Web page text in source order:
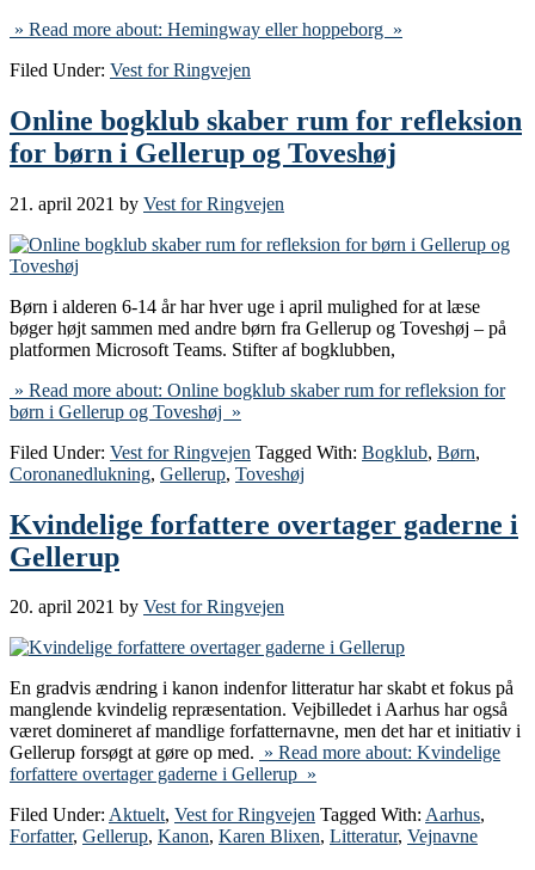
» Read more about: Hemingway eller hoppeborg »
Filed Under: Vest for Ringvejen
Online bogklub skaber rum for refleksion
for børn i Gellerup og Toveshøj
21. april 2021 by Vest for Ringvejen
Børn i alderen 6-14 år har hver uge i april mulighed for at læse
bøger højt sammen med andre børn fra Gellerup og Toveshøj – på
platformen Microsoft Teams. Stifter af bogklubben,
» Read more about: Online bogklub skaber rum for refleksion for
børn i Gellerup og Toveshøj »
Filed Under: Vest for Ringvejen Tagged With: Bogklub, Børn,
Coronanedlukning, Gellerup, Toveshøj
Kvindelige forfattere overtager gaderne i
Gellerup
20. april 2021 by Vest for Ringvejen
En gradvis ændring i kanon indenfor litteratur har skabt et fokus på
manglende kvindelig repræsentation. Vejbilledet i Aarhus har også
været domineret af mandlige forfatternavne, men det har et initiativ i
Gellerup forsøgt at gøre op med. » Read more about: Kvindelige
forfattere overtager gaderne i Gellerup »
Filed Under: Aktuelt, Vest for Ringvejen Tagged With: Aarhus,
Forfatter, Gellerup, Kanon, Karen Blixen, Litteratur, Vejnavne